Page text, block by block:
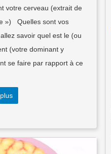
votre cerveau (extrait de
») Quelles sont vos
savoir quel est le (ou
(votre dominant y
se faire par rapport à ce